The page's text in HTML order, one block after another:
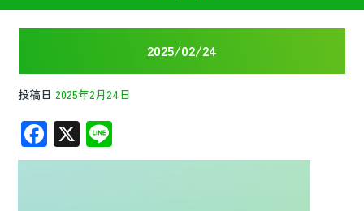
2025/02/24
投稿日 2025年2月24日
F
ac
X
n